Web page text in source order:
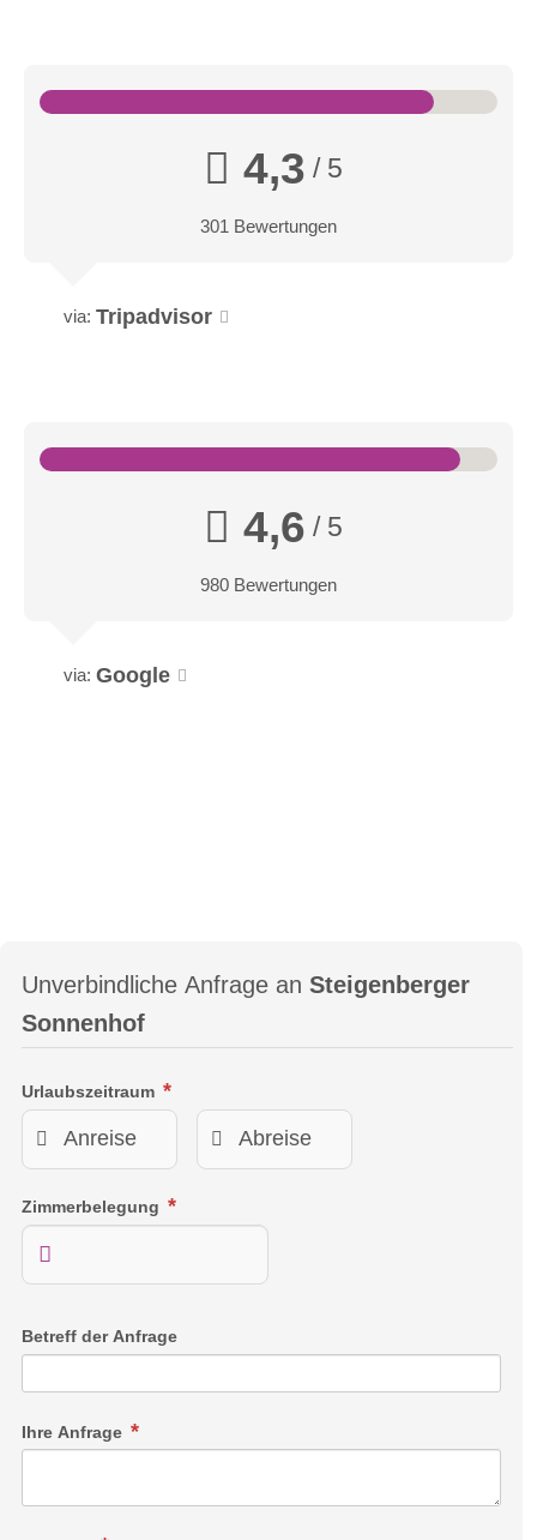
4,3 / 5
301 Bewertungen
via: Tripadvisor
4,6 / 5
980 Bewertungen
via: Google
Unverbindliche Anfrage an Steigenberger
Sonnenhof
Urlaubszeitraum
Zimmerbelegung
Betreff der Anfrage
Ihre Anfrage